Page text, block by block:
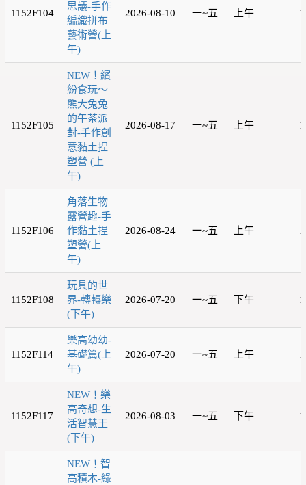
1152F104
思議-手作
編織拼布
藝術營(上
午)
2026-08-10 一~五 上午
1152F105
NEW！繽
紛食玩～
熊大兔兔
的午茶派
對-手作創
意黏土捏
塑營 (上
午)
2026-08-17 一~五 上午
1152F106
角落生物
露營趣-手
作黏土捏
塑營(上
午)
2026-08-24 一~五 上午
1152F108
玩具的世
界-轉轉樂
(下午)
2026-07-20 一~五 下午
1152F114
樂高幼幼-
基礎篇(上
午)
2026-07-20 一~五 上午
1152F117
NEW！樂
高奇想-生
活智慧王
(下午)
2026-08-03 一~五 下午
NEW！智
高積木-綠